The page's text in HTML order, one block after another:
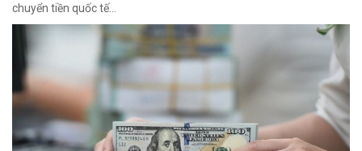
chuyển tiền quốc tế...